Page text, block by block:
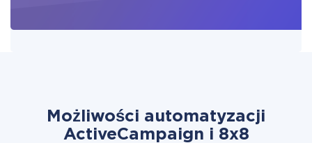
Możliwości automatyzacji
ActiveCampaign i 8x8